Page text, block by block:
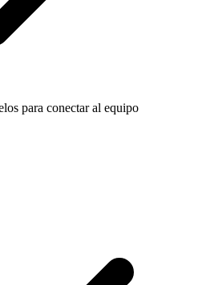
para conectar al equipo